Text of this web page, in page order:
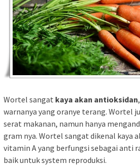
Wortel sangat kaya akan antioksidan
warnanya yang oranye terang. Wortel
serat makanan, namun hanya
gram nya. Wortel sangat dikenal kaya
vitamin A yang berfungsi sebagai anti
baik untuk system reproduksi.